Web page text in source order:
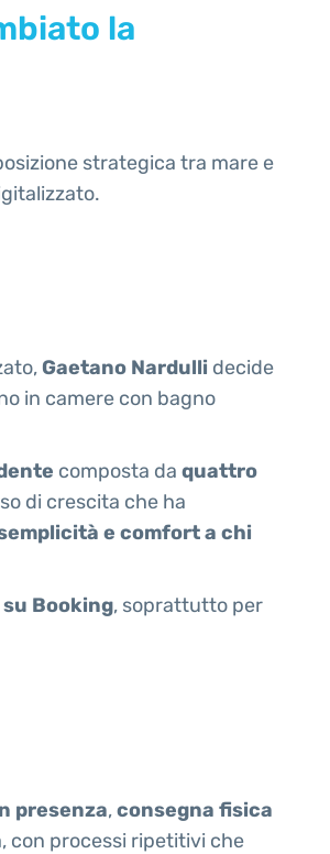
la
strategica tra mare e
Gaetano Nardulli decide
in camere con bagno
composta da quattro
di crescita che ha
e comfort a chi
Booking, soprattutto per
presenza,consegna fisica
con processi ripetitivi che